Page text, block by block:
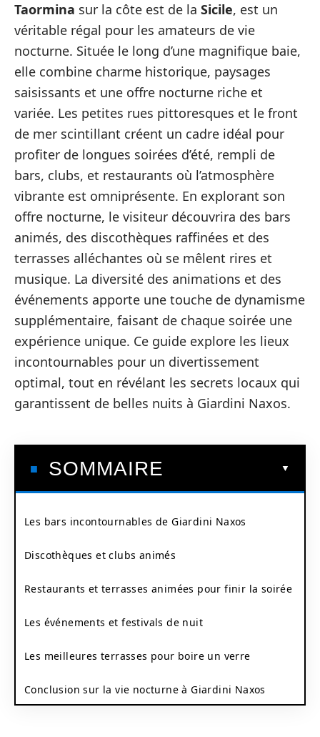
Taormina sur la côte est de la Sicile, est un
véritable régal pour les amateurs de vie
nocturne. Située le long d’une magnifique baie,
elle combine charme historique, paysages
saisissants et une offre nocturne riche et
variée. Les petites rues pittoresques et le front
de mer scintillant créent un cadre idéal pour
profiter de longues soirées d’été, rempli de
bars, clubs, et restaurants où l’atmosphère
vibrante est omniprésente. En explorant son
offre nocturne, le visiteur découvrira des bars
animés, des discothèques raffinées et des
terrasses alléchantes où se mêlent rires et
musique. La diversité des animations et des
événements apporte une touche de dynamisme
supplémentaire, faisant de chaque soirée une
expérience unique. Ce guide explore les lieux
incontournables pour un divertissement
optimal, tout en révélant les secrets locaux qui
garantissent de belles nuits à Giardini Naxos.
SOMMAIRE
Les bars incontournables de Giardini Naxos
Discothèques et clubs animés
Restaurants et terrasses animées pour finir la soirée
Les événements et festivals de nuit
Les meilleures terrasses pour boire un verre
Conclusion sur la vie nocturne à Giardini Naxos